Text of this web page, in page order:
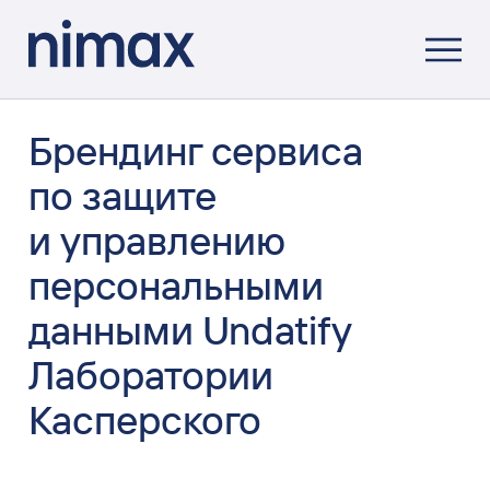
Брендинг сервиса
по защите
и управлению
персональными
данными Undatify
Лаборатории
Касперского